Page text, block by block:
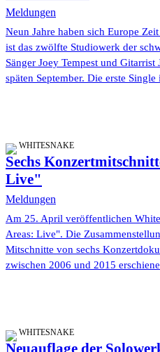
Meldungen
Neun Jahre haben sich Europe
ist das zwölfte Studiowerk der
Sänger Joey Tempest und
späten September. Die erste Single
WHITESNAKE
Sechs
Live"
Meldungen
Am 25. April veröffentlichen
Areas: Live". Die
Mitschnitte von sechs
zwischen 2006 und 2015
WHITESNAKE
Neuauflage der